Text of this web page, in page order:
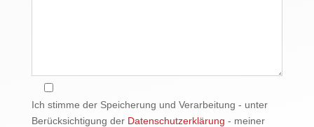
Ich stimme der Speicherung und Verarbeitung - unter
Berücksichtigung der Datenschutzerklärung - meiner